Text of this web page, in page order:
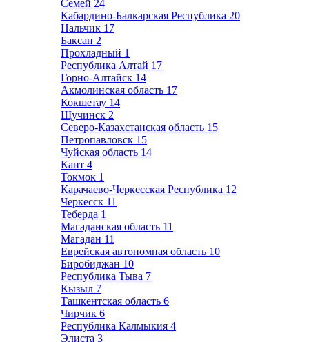
Семей 24
Кабардино-Балкарская Республика 20
Нальчик 17
Баксан 2
Прохладный 1
Республика Алтай 17
Горно-Алтайск 14
Акмолинская область 17
Кокшетау 14
Щучинск 2
Северо-Казахстанская область 15
Петропавловск 15
Чуйская область 14
Кант 4
Токмок 1
Карачаево-Черкесская Республика 12
Черкесск 11
Теберда 1
Магаданская область 11
Магадан 11
Еврейская автономная область 10
Биробиджан 10
Республика Тыва 7
Кызыл 7
Ташкентская область 6
Чирчик 6
Республика Калмыкия 4
Элиста 3